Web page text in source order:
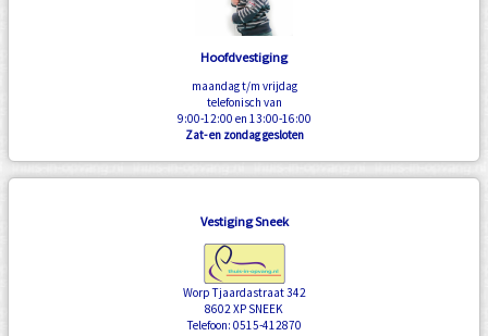
Hoofdvestiging
maandag t/m vrijdag
telefonisch van
9:00-12:00 en 13:00-16:00
Zat- en zondag gesloten
Vestiging Sneek
Worp Tjaardastraat 342
8602 XP SNEEK
Telefoon: 0515-412870